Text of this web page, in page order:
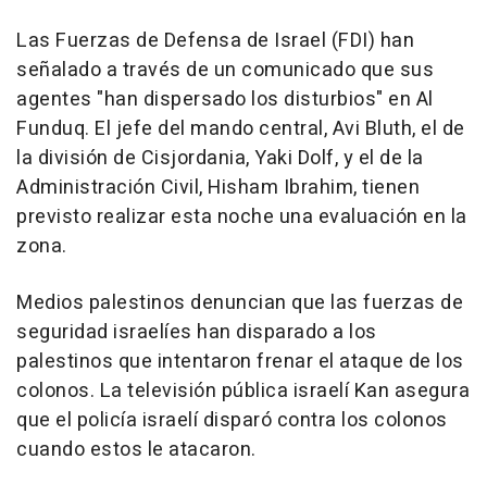
Las Fuerzas de Defensa de Israel (FDI) han
señalado a través de un comunicado que sus
agentes "han dispersado los disturbios" en Al
Funduq. El jefe del mando central, Avi Bluth, el de
la división de Cisjordania, Yaki Dolf, y el de la
Administración Civil, Hisham Ibrahim, tienen
previsto realizar esta noche una evaluación en la
zona.
Medios palestinos denuncian que las fuerzas de
seguridad israelíes han disparado a los
palestinos que intentaron frenar el ataque de los
colonos. La televisión pública israelí Kan asegura
que el policía israelí disparó contra los colonos
cuando estos le atacaron.